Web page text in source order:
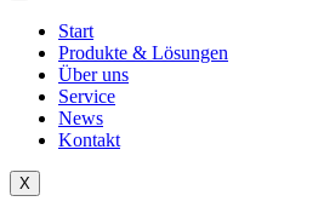
Start
Produkte & Lösungen
Über uns
Service
News
Kontakt
X